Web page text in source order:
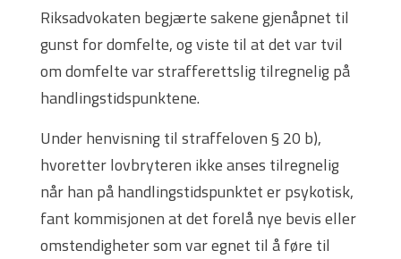
Riksadvokaten begjærte sakene gjenåpnet til
gunst for domfelte, og viste til at det var tvil
om domfelte var strafferettslig tilregnelig på
handlingstidspunktene.
Under henvisning til straffeloven § 20 b),
hvoretter lovbryteren ikke anses tilregnelig
når han på handlingstidspunktet er psykotisk,
fant kommisjonen at det forelå nye bevis eller
omstendigheter som var egnet til å føre til